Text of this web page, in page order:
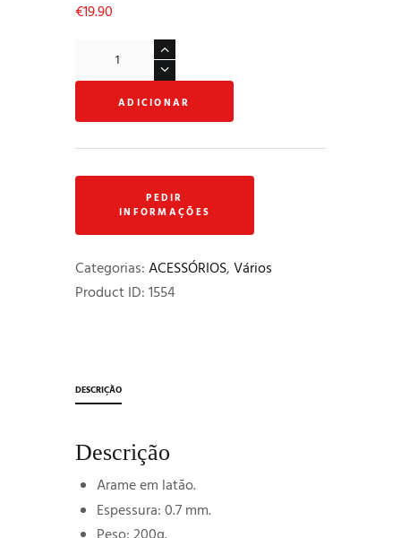
€19.90
Quantidade
0,7
mm.
"Rieger"
ADICIONAR
Categorias:ACESSÓRIOS,Vários
Product ID:1554
DESCRIÇÃO
Descrição
Arame em latão.
Espessura: 0.7 mm.